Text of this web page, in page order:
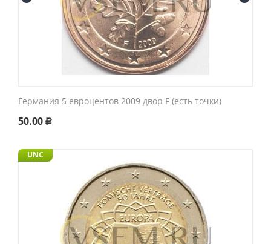
Германия 5 евроцентов 2009 двор F (есть точки)
50.00 Р
UNC